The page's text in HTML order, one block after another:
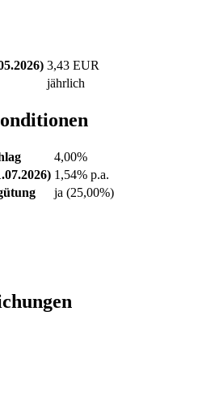
3,43 EUR
jährlich
4,00%
1,54% p.a.
ja (25,00%)